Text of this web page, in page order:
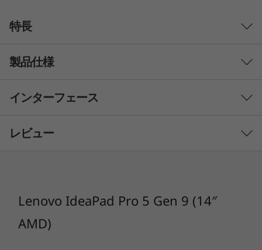
特長
パワーとスピードの融合
プアップ。負荷の高い編集作業も、ビデオストリ
GeForce
製品仕様
Windows 11 Home 64bit (日本語版)
メインメモリ
インターフェース
- 4-in-1メディアカードリーダー
レビュー
Lenovo IdeaPad Pro 5 Gen 9 (14″
AMD)